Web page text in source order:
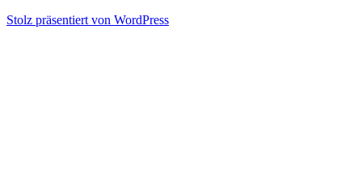
Stolz präsentiert von WordPress